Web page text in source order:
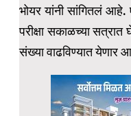
भोयर यांनी सांगितलं आहे.
परीक्षा सकाळच्या
संख्या वाढविण्यात येणार